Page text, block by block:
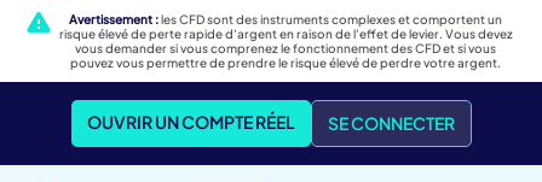
Avertissement :les CFD sont des instruments complexes et comportent un
risque élevé de perte rapide d'argent en raison de l'effet de levier. Vous devez
vous demander si vous comprenez le fonctionnement des CFD et si vous
pouvez vous permettre de prendre le risque élevé de perdre votre argent.
OUVRIR UN COMPTE RÉEL SE CONNECTER